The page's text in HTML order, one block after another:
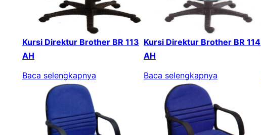
Kursi Direktur Brother BR 113
AH
Baca selengkapnya
Kursi Direktur Brother BR 114
AH
Baca selengkapnya